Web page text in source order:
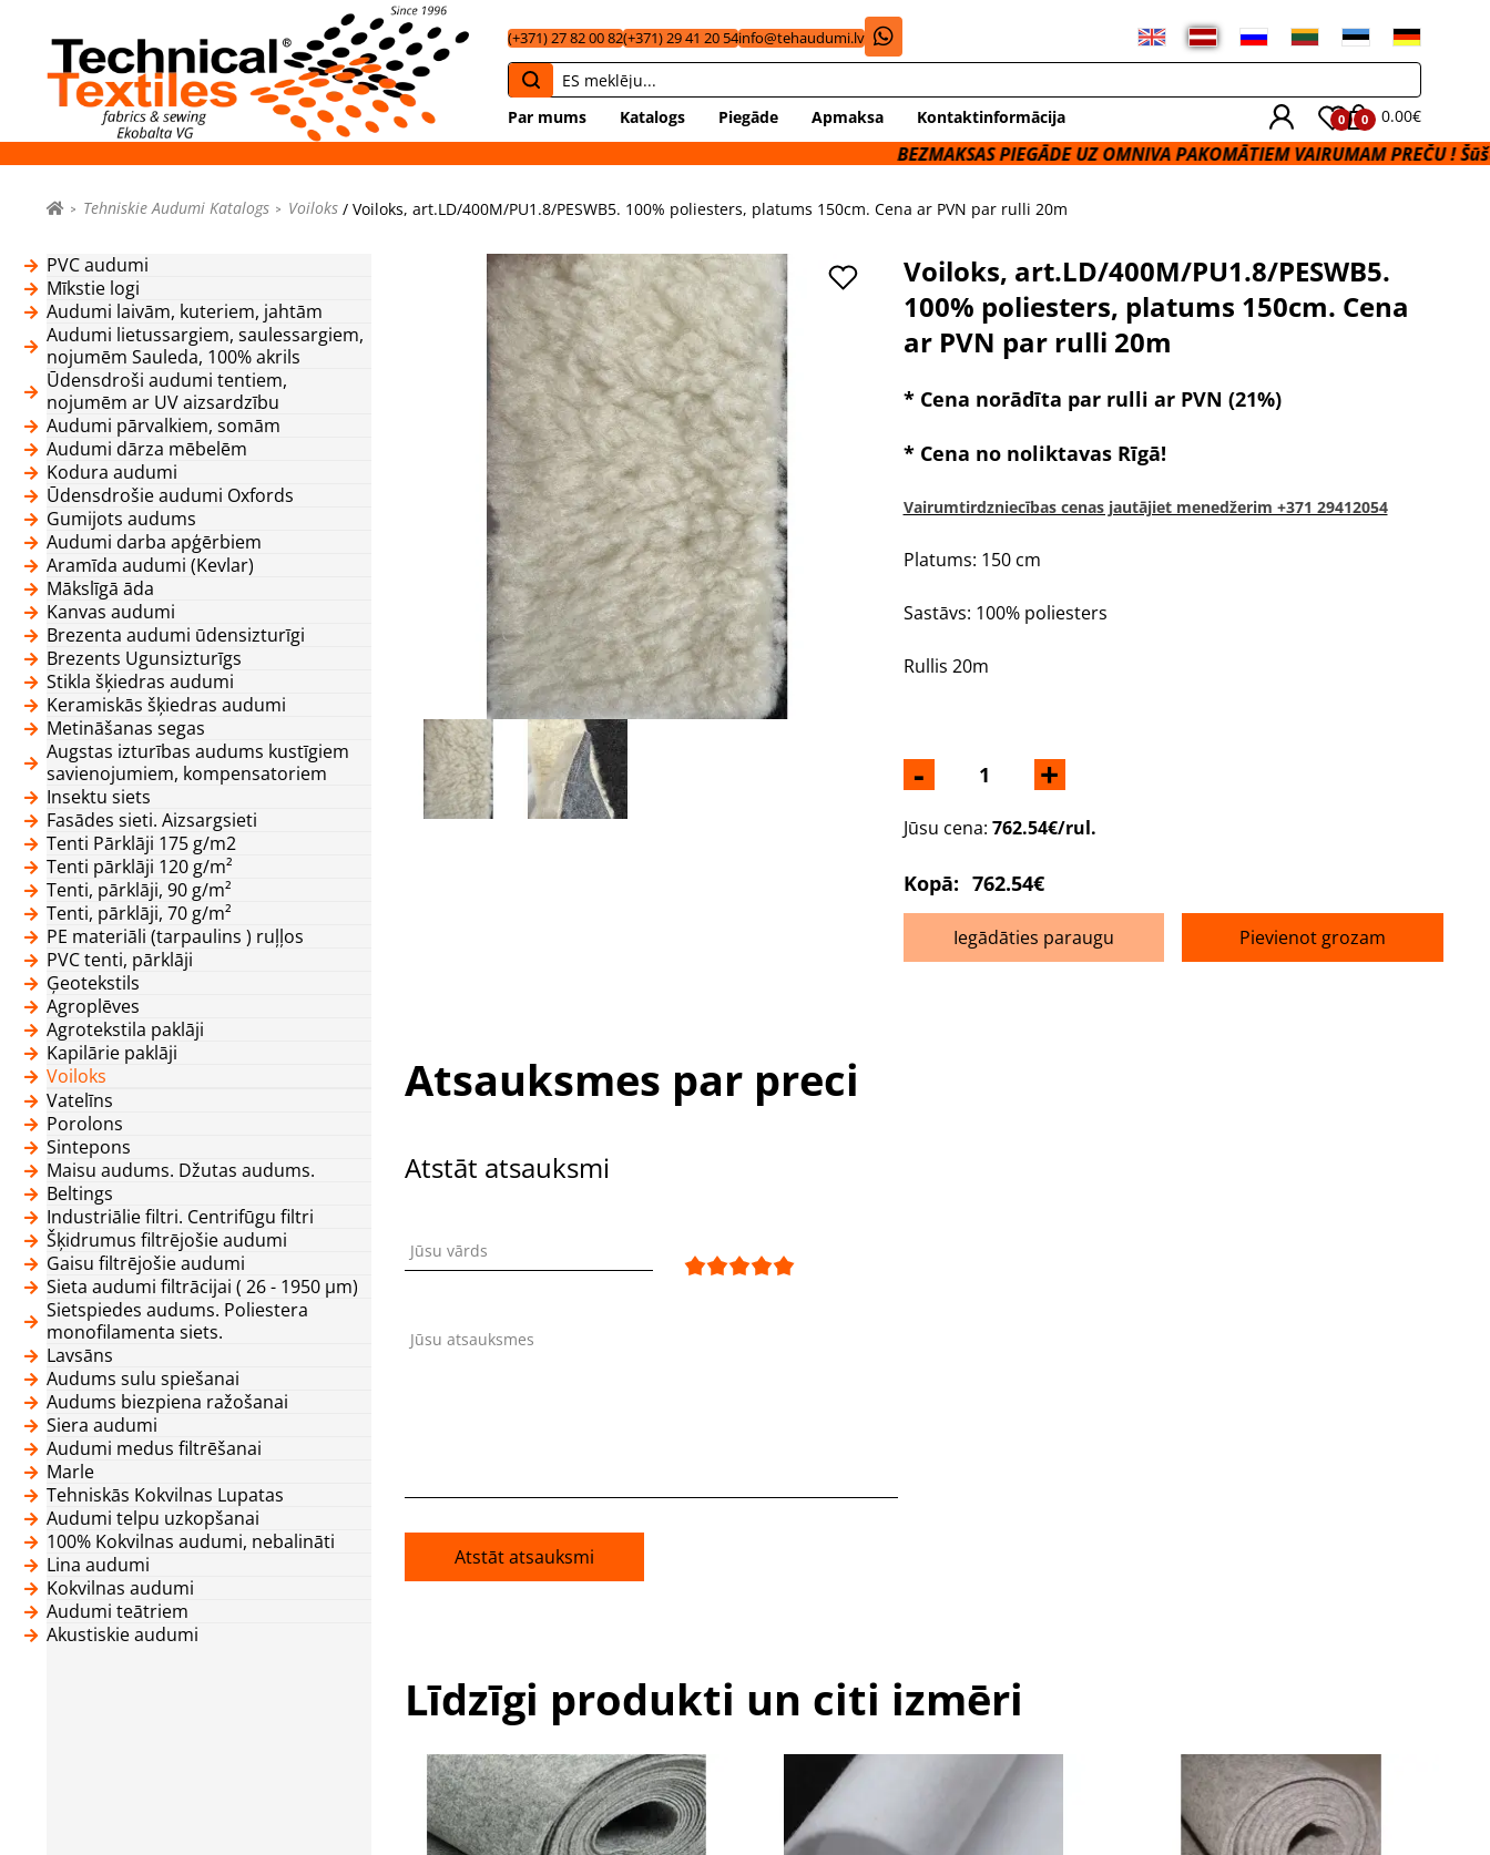
(+371) 27 82 00 82(+371) 29 41 20 54info@tehaudumi.lv
Par mums Katalogs Piegāde Apmaksa Kontaktinformācija 0 0 0.00€
BEZMAKSAS PIEGĀDE UZ OMNIVA PAKOMĀTIEM VAIRUMAM PREČU ! Šūšanas
Tehniskie Audumi Katalogs Voiloks / Voiloks, art.LD/400M/PU1.8/PESWB5. 100% poliesters, platums 150cm. Cena ar PVN par rulli 20m
PVC audumi
Mīkstie logi
Audumi laivām, kuteriem, jahtām
Audumi lietussargiem, saulessargiem,
nojumēm Sauleda, 100% akrils
Ūdensdroši audumi tentiem,
nojumēm ar UV aizsardzību
Audumi pārvalkiem, somām
Audumi dārza mēbelēm
Kodura audumi
Ūdensdrošie audumi Oxfords
Gumijots audums
Audumi darba apģērbiem
Aramīda audumi (Kevlar)
Mākslīgā āda
Kanvas audumi
Brezenta audumi ūdensizturīgi
Brezents Ugunsizturīgs
Stikla šķiedras audumi
Keramiskās šķiedras audumi
Metināšanas segas
Augstas izturības audums kustīgiem
savienojumiem, kompensatoriem
Insektu siets
Fasādes sieti. Aizsargsieti
Tenti Pārklāji 175 g/m2
Tenti pārklāji 120 g/m²
Tenti, pārklāji, 90 g/m²
Tenti, pārklāji, 70 g/m²
PE materiāli (tarpaulins ) ruļļos
PVC tenti, pārklāji
Ģeotekstils
Agroplēves
Agrotekstila paklāji
Kapilārie paklāji
Voiloks
Vatelīns
Porolons
Sintepons
Maisu audums. Džutas audums.
Beltings
Industriālie filtri. Centrifūgu filtri
Šķidrumus filtrējošie audumi
Gaisu filtrējošie audumi
Sieta audumi filtrācijai ( 26 - 1950 μm)
Sietspiedes audums. Poliestera
monofilamenta siets.
Lavsāns
Audums sulu spiešanai
Audums biezpiena ražošanai
Siera audumi
Audumi medus filtrēšanai
Marle
Tehniskās Kokvilnas Lupatas
Audumi telpu uzkopšanai
100% Kokvilnas audumi, nebalināti
Lina audumi
Kokvilnas audumi
Audumi teātriem
Akustiskie audumi
Voiloks, art.LD/400M/PU1.8/PESWB5.
100% poliesters, platums 150cm. Cena
ar PVN par rulli 20m
* Cena norādīta par rulli ar PVN (21%)
* Cena no noliktavas Rīgā!
Vairumtirdzniecības cenas jautājiet menedžerim +371 29412054
Platums: 150 cm
Sastāvs: 100% poliesters
Rullis 20m
- +
Jūsu cena: 762.54€/rul.
Kopā: 762.54€
Iegādāties paraugu Pievienot grozam
Atsauksmes par preci
Atstāt atsauksmi
Jūsu vārds
Jūsu atsauksmes
Atstāt atsauksmi
Līdzīgi produkti un citi izmēri